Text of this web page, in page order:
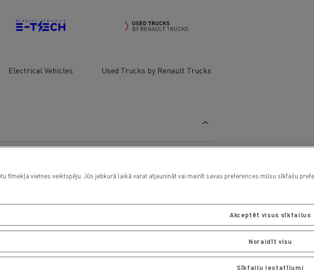
Electrical Vehicles Used Trucks by Renault Trucks
vietnes veiktspēju. Jūs jebkurā laikā varat atjaunināt vai mainīt savas preferences mūsu sīkfailu
Akceptēt visus sīkfailus
Noraidīt visu
Sīkfailu iestatījumi